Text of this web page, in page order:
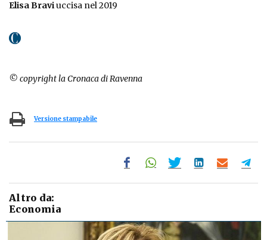
Elisa Braviuccisa nel 2019
© copyright la Cronaca di Ravenna
Versione stampabile
Altro da:
Economia